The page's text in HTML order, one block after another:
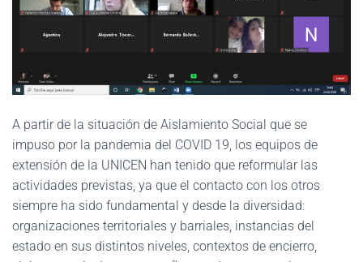
A partir de la situación de Aislamiento Social que se
impuso por la pandemia del COVID 19, los equipos de
extensión de la UNICEN han tenido que reformular las
actividades previstas, ya que el contacto con los otros
siempre ha sido fundamental y desde la diversidad:
organizaciones territoriales y barriales, instancias del
estado en sus distintos niveles, contextos de encierro,